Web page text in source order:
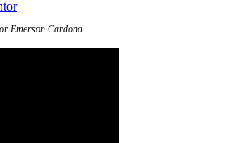
Emerson Cardona